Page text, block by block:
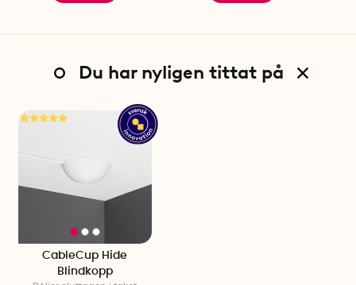
Du har nyligen tittat på
CableCup Hide
Blindkopp